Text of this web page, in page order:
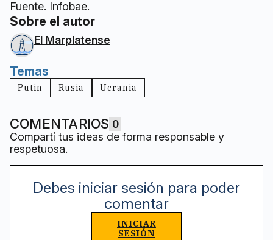
Fuente. Infobae.
Sobre el autor
El Marplatense
Temas
Putin Rusia Ucrania
COMENTARIOS 0
Compartí tus ideas de forma responsable y
respetuosa.
Debes iniciar sesión para poder
comentar
INICIAR
SESIÓN